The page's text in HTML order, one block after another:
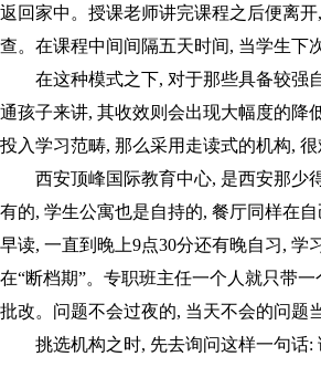
返回家中。授课老师讲完课程之后便离
查。在课程中间间隔五天时间, 当学生下
在这种模式之下, 对于那些具备较强
通孩子来讲, 其收效则会出现大幅度的降
投入学习范畴, 那么采用走读式的机构, 很
西安顶峰国际教育中心, 是西安那少
有的, 学生公寓也是自持的, 餐厅同样在
早读, 一直到晚上9点30分还有晚自习,
在“断档期”。专职班主任一个人就只带
批改。问题不会过夜的, 当天不会的问题
挑选机构之时, 先去询问这样一句话